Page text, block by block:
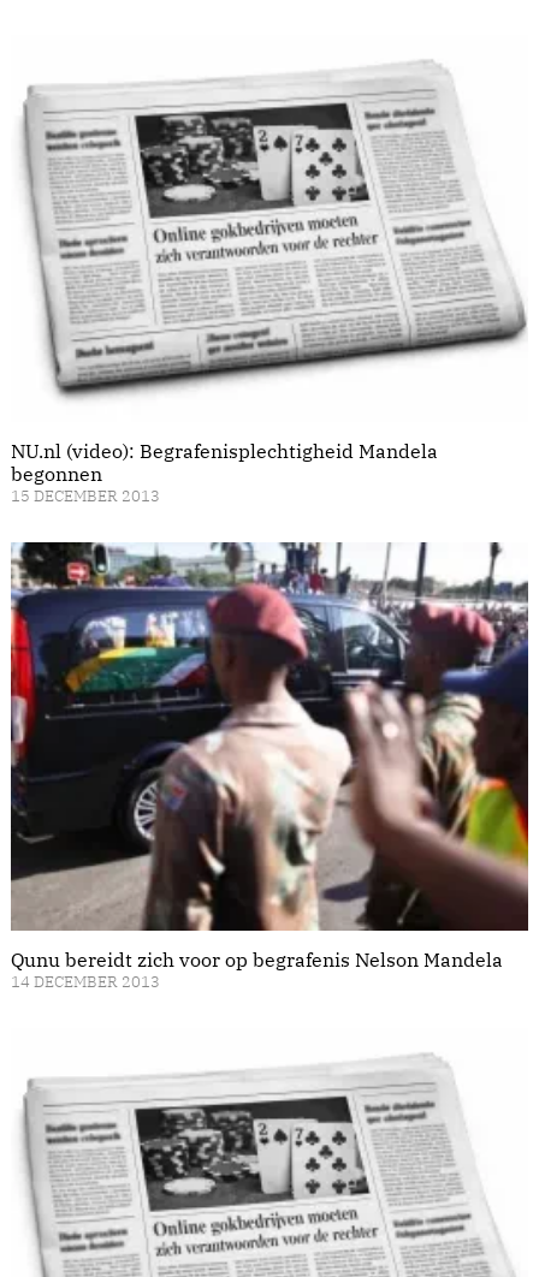
NU.nl (video): Begrafenisplechtigheid Mandela
begonnen
15 DECEMBER 2013
Qunu bereidt zich voor op begrafenis Nelson Mandela
14 DECEMBER 2013